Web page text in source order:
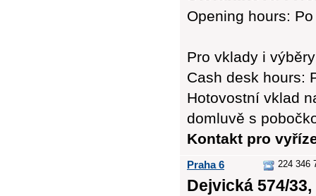
Opening hours:
Pro vklady i
Cash desk hours:
Hotovostní vklad
domluvě s
Kontakt pro
Praha 6 224 346
Dejvická 574/33,